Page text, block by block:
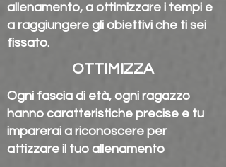
allenamento, a ottimizzare i tempi e
a raggiungere gli obiettivi che ti sei
fissato.
OTTIMIZZA
Ogni fascia di età, ogni ragazzo
hanno caratteristiche precise e tu
imparerai a riconoscere per
attizzare il tuo allenamento